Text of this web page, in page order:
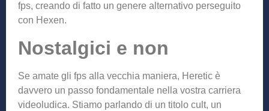
fps, creando di fatto un genere alternativo perseguito
con Hexen.
Nostalgici e non
Se amate gli fps alla vecchia maniera, Heretic è
davvero un passo fondamentale nella vostra carriera
videoludica. Stiamo parlando di un titolo cult, un